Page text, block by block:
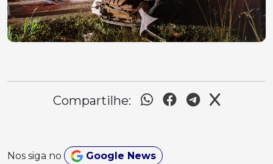
Compartilhe:
Nos siga no Google News